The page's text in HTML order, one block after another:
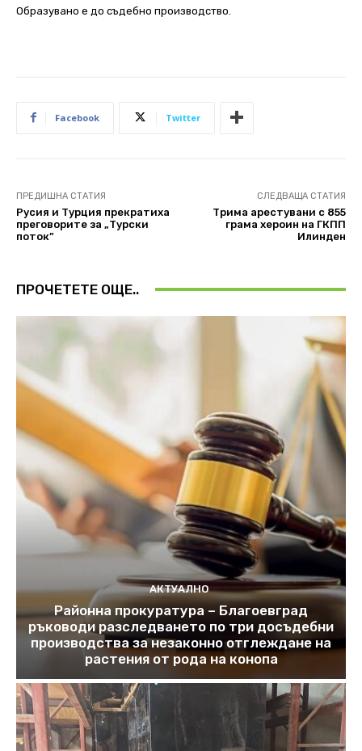
Образувано е до съдебно производство.
Facebook Twitter
ПРЕДИШНА СТАТИЯ
Русия и Турция прекратиха
преговорите за „Турски
поток”
СЛЕДВАЩА СТАТИЯ
Трима арестувани с 855
грама хероин на ГКПП
Илинден
ПРОЧЕТЕТЕ ОЩЕ..
АКТУАЛНО
Районна прокуратура – Благоевград
ръководи разследването по три досъдебни
производства за незаконно отглеждане на
растения от рода на конопа